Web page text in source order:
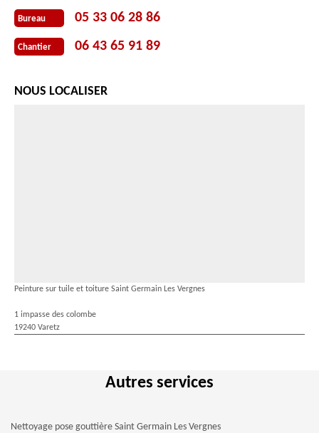
Bureau 05 33 06 28 86
Chantier 06 43 65 91 89
NOUS LOCALISER
Peinture sur tuile et toiture Saint Germain Les Vergnes
1 impasse des colombe
19240 Varetz
Autres services
Nettoyage pose gouttière Saint Germain Les Vergnes